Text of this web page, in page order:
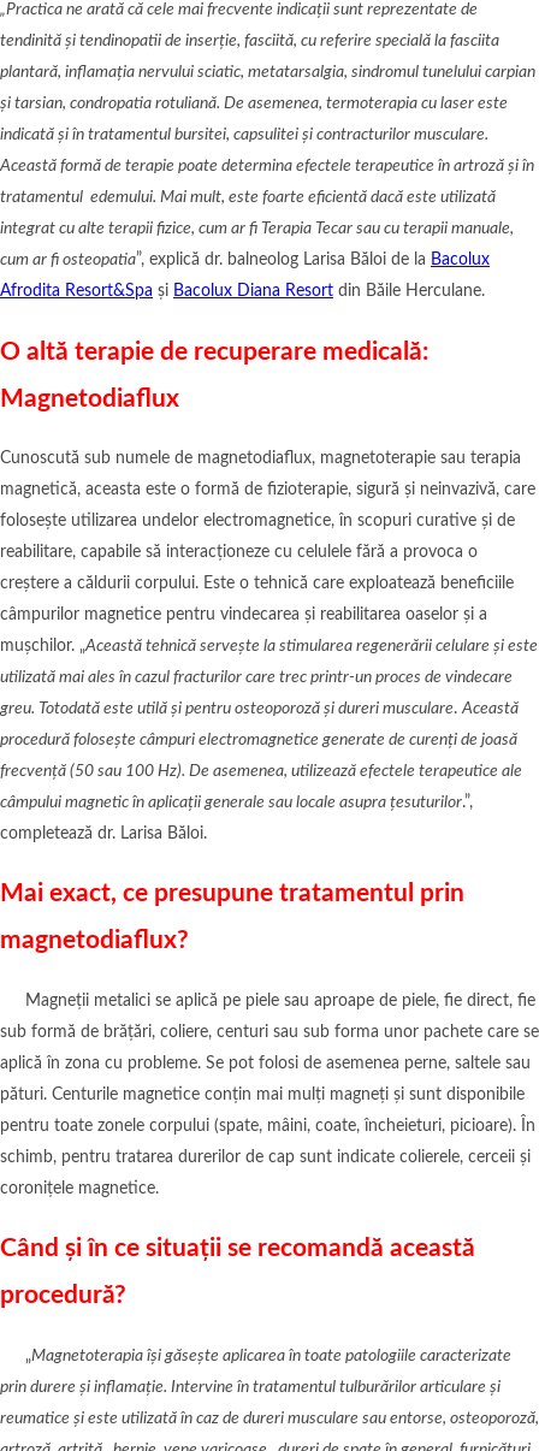
„Practica ne arată că cele mai frecvente indicații sunt reprezentate de
tendinită și tendinopatii de inserție, fasciită, cu referire specială la fasciita
plantară, inflamația nervului sciatic, metatarsalgia, sindromul tunelului carpian
și tarsian, condropatia rotuliană. De asemenea, termoterapia cu laser este
indicată și în tratamentul bursitei, capsulitei și contracturilor musculare.
Această formă de terapie poate determina efectele terapeutice în artroză și în
tratamentul edemului. Mai mult, este foarte eficientă dacă este utilizată
integrat cu alte terapii fizice, cum ar fi Terapia Tecar sau cu terapii manuale,
cum ar fi osteopatia”, explică dr. balneolog Larisa Băloi de la Bacolux
Afrodita Resort&Spa și Bacolux Diana Resort din Băile Herculane.
O altă terapie de recuperare medicală:
Magnetodiaflux
Cunoscută sub numele de magnetodiaflux, magnetoterapie sau terapia
magnetică, aceasta este o formă de fizioterapie, sigură și neinvazivă, care
folosește utilizarea undelor electromagnetice, în scopuri curative și de
reabilitare, capabile să interacționeze cu celulele fără a provoca o
creștere a căldurii corpului. Este o tehnică care exploatează beneficiile
câmpurilor magnetice pentru vindecarea și reabilitarea oaselor și a
mușchilor. „Această tehnică servește la stimularea regenerării celulare și este
utilizată mai ales în cazul fracturilor care trec printr-un proces de vindecare
greu. Totodată este utilă și pentru osteoporoză și dureri musculare.Această
procedură folosește câmpuri electromagnetice generate de curenți de joasă
frecvență (50 sau 100 Hz). De asemenea, utilizează efectele terapeutice ale
câmpului magnetic în aplicații generale sau locale asupra țesuturilor.”,
completează dr. Larisa Băloi.
Mai exact, ce presupune tratamentul prin
magnetodiaflux?
Magneții metalici se aplică pe piele sau aproape de piele, fie direct, fie
sub formă de brățări, coliere, centuri sau sub forma unor pachete care se
aplică în zona cu probleme. Se pot folosi de asemenea perne, saltele sau
pături. Centurile magnetice conțin mai mulți magneți și sunt disponibile
pentru toate zonele corpului (spate, mâini, coate, încheieturi, picioare). În
schimb, pentru tratarea durerilor de cap sunt indicate colierele, cerceii și
coronițele magnetice.
Când și în ce situații se recomandă această
procedură?
„Magnetoterapia își găsește aplicarea în toate patologiile caracterizate
prin durere și inflamație. Intervine în tratamentul tulburărilor articulare și
reumatice și este utilizată în caz de dureri musculare sau entorse, osteoporoză,